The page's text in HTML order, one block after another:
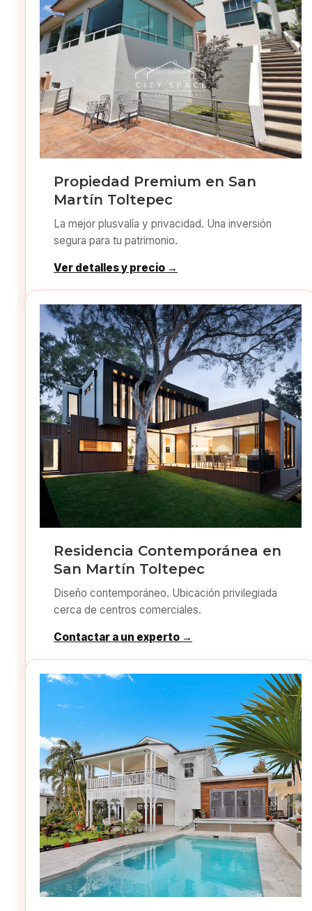
Propiedad Premium en San
Martín Toltepec
La mejor plusvalía y privacidad. Una inversión
segura para tu patrimonio.
Ver detalles y precio →
Residencia Contemporánea en
San Martín Toltepec
Diseño contemporáneo. Ubicación privilegiada
cerca de centros comerciales.
Contactar a un experto →